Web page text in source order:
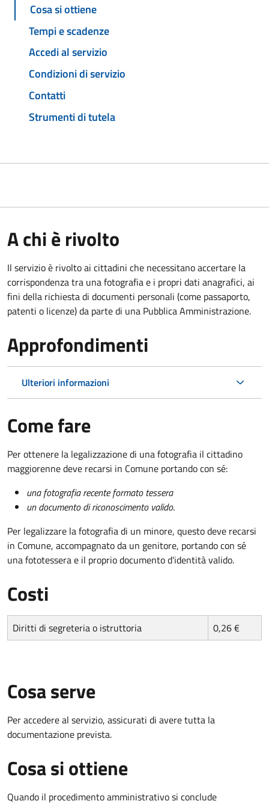
Cosa si ottiene
Tempi e scadenze
Accedi al servizio
Condizioni di servizio
Contatti
Strumenti di tutela
A chi è rivolto
Il servizio è rivolto ai cittadini che necessitano accertare la
corrispondenza tra una fotografia e i propri dati anagrafici, ai
fini della richiesta di documenti personali (come passaporto,
patenti o licenze) da parte di una Pubblica Amministrazione.
Approfondimenti
Ulteriori informazioni
Come fare
Per ottenere la legalizzazione di una fotografia il cittadino
maggiorenne deve recarsi in Comune portando con sé:
una fotografia recente formato tessera
un documento di riconoscimento valido.
Per legalizzare la fotografia di un minore, questo deve recarsi
in Comune, accompagnato da un genitore, portando con sé
una fototessera e il proprio documento d'identità valido.
Costi
Diritti di segreteria o istruttoria 0,26 €
Cosa serve
Per accedere al servizio, assicurati di avere tutta la
documentazione prevista.
Cosa si ottiene
Quando il procedimento amministrativo si conclude